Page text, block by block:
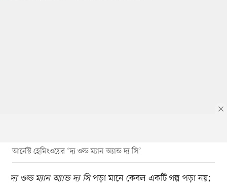
আর্নেস্ট হেমিংওয়ের ‘দ্য ওল্ড ম্যান অ্যান্ড দ্য সি’
দ্য ওল্ড ম্যান অ্যান্ড দ্য সিপড়া মানে কেবল একটি গল্প পড়া নয়;